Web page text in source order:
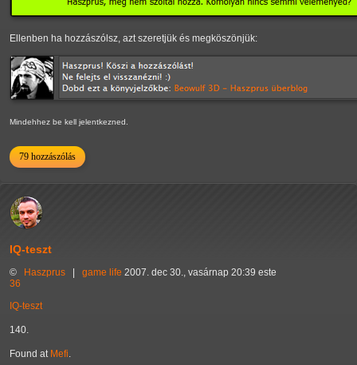
Ellenben ha hozzászólsz, azt szeretjük és megköszönjük:
Mindehhez be kell jelentkezned.
79 hozzászólás
IQ-teszt
© Haszprus game life 2007. dec 30., vasárnap 20:39 este
36
IQ-teszt
140.
Found at Mefi.